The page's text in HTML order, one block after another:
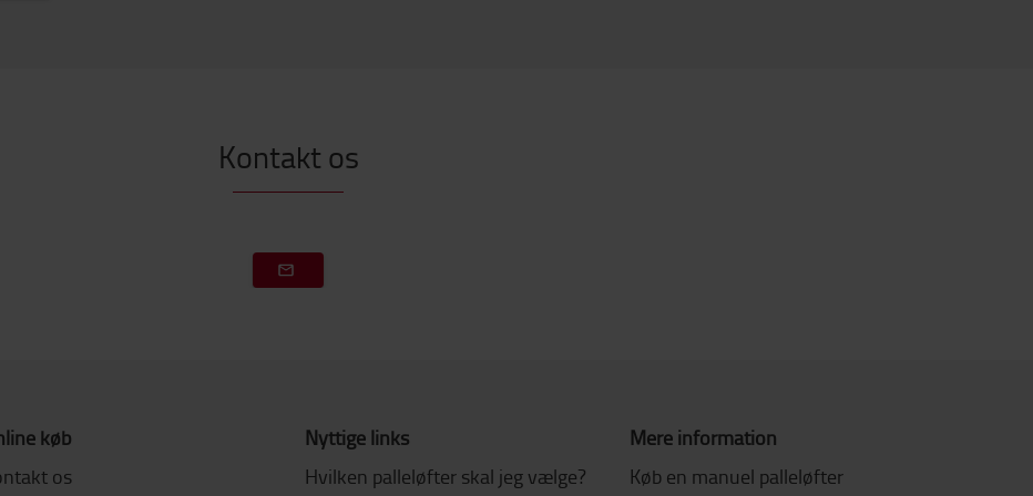
Kontakt os
køb
os
Nyttige links
Hvilken palleløfter skal jeg vælge?
Mere information
Køb en manuel palleløfter